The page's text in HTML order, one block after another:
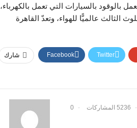
بالسيارات التي تعمل بالكهرباء،
الثالث عالميًّا للهواء، وتعدّ القاهرة
شارك Facebook Twitter
5236 المشاركات 0